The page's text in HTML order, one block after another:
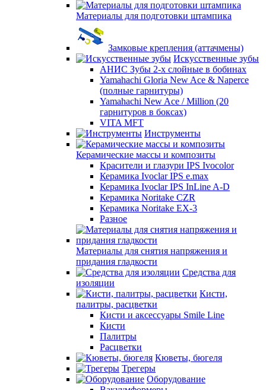
Материалы для подготовки штампика
Замковые крепления (аттачмены)
Искусственные зубы
АНИС Зубы 2-х слойные в бобинах
Yamahachi Gloria New Ace & Naperce
(полные гарнитуры)
Yamahachi New Ace / Million (20
гарнитуров в боксах)
VITA MFT
Инструменты
Керамические массы и композиты
Красители и глазури IPS Ivocolor
Керамика Ivoclar IPS e.max
Керамика Ivoclar IPS InLine A-D
Керамика Noritake CZR
Керамика Noritake EX-3
Разное
Материалы для снятия напряжения и
придания гладкости
Средства для
изоляции
Кисти,
палитры, расцветки
Кисти и аксессуары Smile Line
Кисти
Палитры
Расцветки
Кюветы, бюгеля
Трегеры
Оборудование